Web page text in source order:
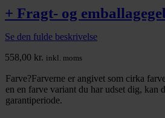
+ Fragt- og
Se den fulde beskrivelse
558,00 kr. inkl. moms
Farve?Farverne er angivet som cirka
en en farve variant du har udset dig, kan
garantiperiode.